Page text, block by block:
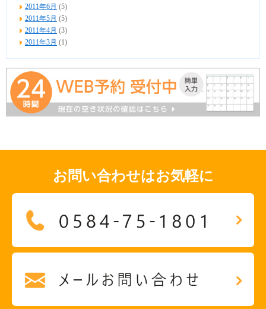
2011年6月 (5)
2011年5月 (5)
2011年4月 (3)
2011年3月 (1)
お問い合わせはお気軽に